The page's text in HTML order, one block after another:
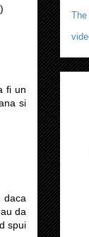
fi un
si
daca
da
spui
The